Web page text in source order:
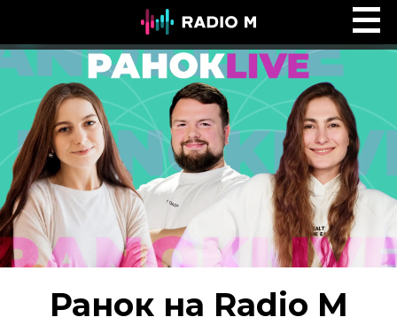
Реальне життя з Джеком Гіббсом
Ранок на Radio M